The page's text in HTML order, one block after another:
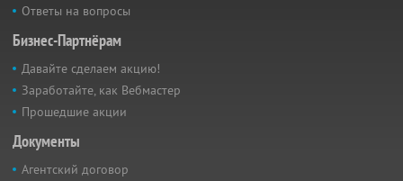
Ответы на вопросы
Бизнес-Партнёрам
Давайте сделаем акцию!
Заработайте, как Вебмастер
Прошедшие акции
Документы
Агентский договор